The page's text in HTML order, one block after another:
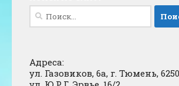
Найти:
Адреса:
ул. Газовиков, 6а, г. Тюмень,